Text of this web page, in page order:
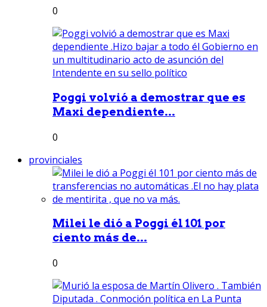
0
Poggi volvió a demostrar que es
Maxi dependiente...
0
provinciales
Milei le dió a Poggi él 101 por
ciento más de...
0